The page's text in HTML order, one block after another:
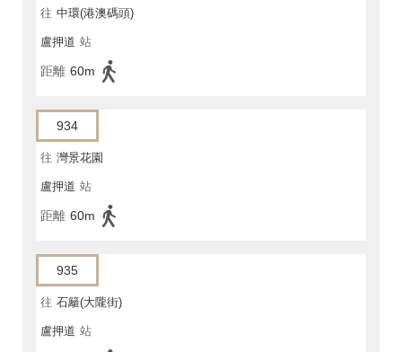
往 中環(港澳碼頭)
盧押道 站
距離 60m
934
往 灣景花園
盧押道 站
距離 60m
935
往 石籬(大隴街)
盧押道 站